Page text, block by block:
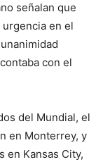
señalan que
en el
con el
del Mundial, el
en Monterrey, y
en Kansas City,